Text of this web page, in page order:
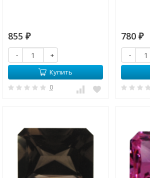
855 ₽
-
+
Купить
0
780 ₽
-